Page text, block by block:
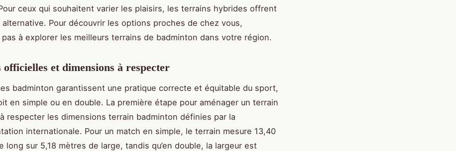
ceux qui souhaitent varier les plaisirs, les terrains hybrides offrent
alternative. Pour découvrir les options proches de chez vous,
pas à explorer les meilleurs terrains de badminton dans votre région.
officielles et dimensions à respecter
badminton garantissent une pratique correcte et équitable du sport,
en simple ou en double. La première étape pour aménager un terrain
respecter les dimensions terrain badminton définies par la
internationale. Pour un match en simple, le terrain mesure 13,40
long sur 5,18 mètres de large, tandis qu’en double, la largeur est